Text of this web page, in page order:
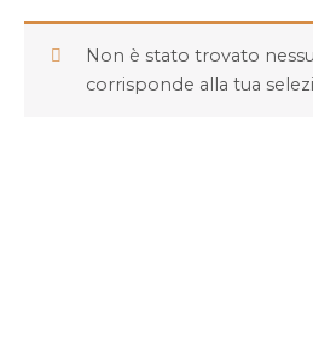
Non è stato trovato
corrisponde alla tua